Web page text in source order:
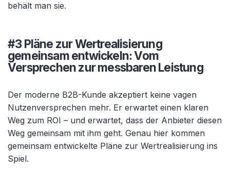
behält man sie.
#3 Pläne zur Wertrealisierung
gemeinsam entwickeln: Vom
Versprechen zur messbaren Leistung
Der moderne B2B-Kunde akzeptiert keine vagen
Nutzenversprechen mehr. Er erwartet einen klaren
Weg zum ROI – und erwartet, dass der Anbieter diesen
Weg gemeinsam mit ihm geht. Genau hier kommen
gemeinsam entwickelte Pläne zur Wertrealisierung ins
Spiel.